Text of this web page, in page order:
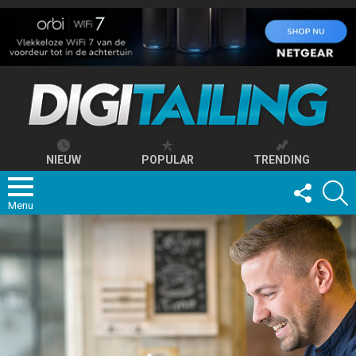
NIEUW POPULAR TRENDING
Menu
FOLLOW
US